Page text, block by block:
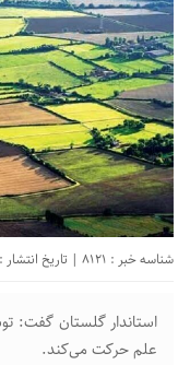
شناسه خبر : 8121 | تاریخ انتشار : 28 خرداد 1402 - 0:53 |
استاندار گلستان گفت:
علم حرکت می‌کند.